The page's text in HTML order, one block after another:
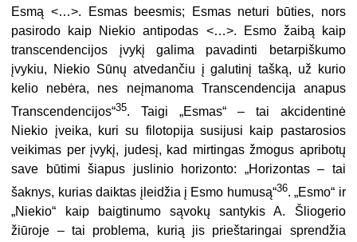
Esmą <…>. Esmas beesmis; Esmas neturi būties, nors
pasirodo kaip Niekio antipodas <…>. Esmo žaibą kaip
transcendencijos įvykį galima pavadinti betarpiškumo
įvykiu, Niekio Sūnų atvedančiu į galutinį tašką, už kurio
kelio nebėra, nes neįmanoma Transcendencija anapus
Transcendencijos“35. Taigi „Esmas“ – tai akcidentinė
Niekio įveika, kuri su filotopija susijusi kaip pastarosios
veikimas per įvykį, judesį, kad mirtingas žmogus apribotų
save būtimi šiapus juslinio horizonto: „Horizontas – tai
šaknys, kurias daiktas įleidžia į Esmo humusą“36. „Esmo“ ir
„Niekio“ kaip baigtinumo sąvokų santykis A. Šliogerio
žiūroje – tai problema, kurią jis prieštaringai sprendžia